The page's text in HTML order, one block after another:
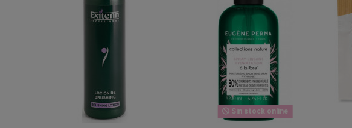
Sin stock online